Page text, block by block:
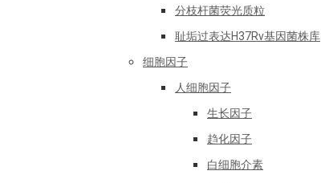
分枝杆菌荧光质粒
耻垢过表达H37Rv基因菌株库
细胞因子
人细胞因子
生长因子
趋化因子
白细胞介素